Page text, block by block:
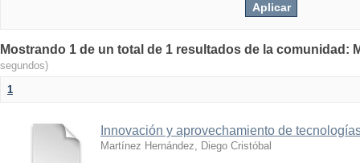
Mostrando 1 de un total de 1 resultados de la comunidad:
segundos)
1
Innovación y aprovechamiento de
Martínez Hernández, Diego Cristóbal